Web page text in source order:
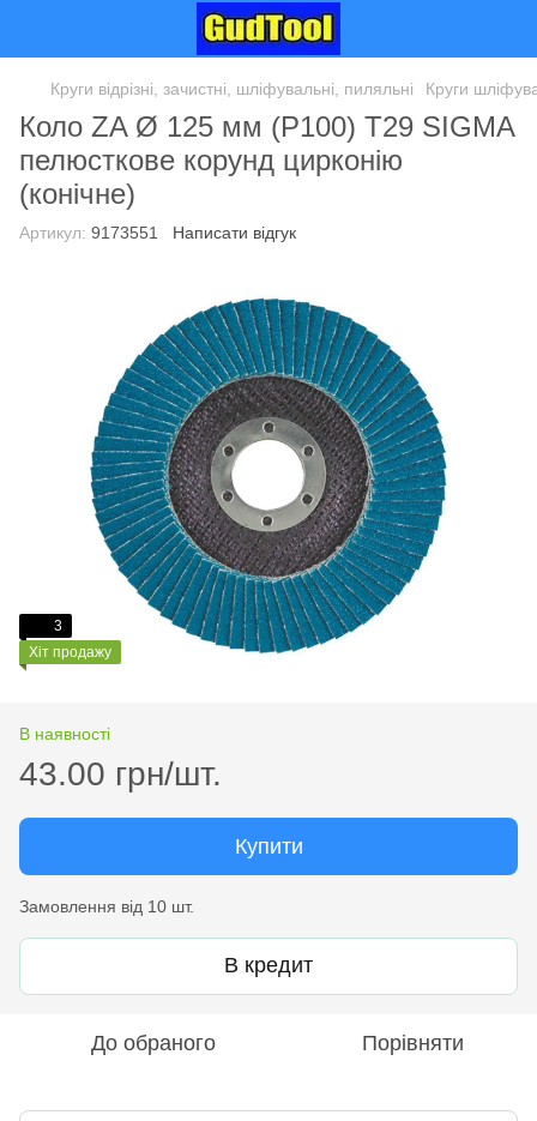
Круги відрізні, зачистні, шліфувальні, пиляльні Круги
Коло ZA Ø 125 мм (P100) Т29 SIGMA
пелюсткове корунд цирконію
(конічне)
Артикул: 9173551 Написати відгук
3
Хіт продажу
В наявності
43.00 грн/шт.
Купити
Замовлення від 10 шт.
В кредит
До обраного Порівняти